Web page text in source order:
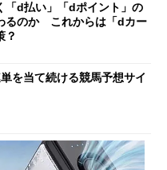
「d払い」「dポイント」の
るのか これからは「dカー
？
単を当て続ける競馬予想サイ